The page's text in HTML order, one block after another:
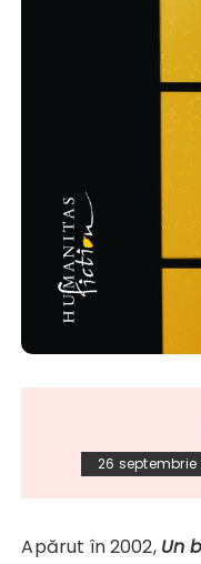
26 septembrie
Apărut în 2002, Un